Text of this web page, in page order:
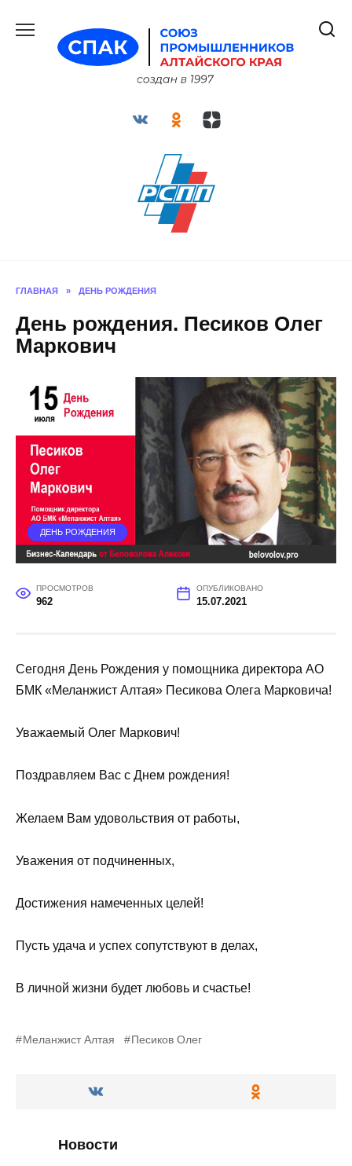
содержанию
ГЛАВНАЯ » ДЕНЬ РОЖДЕНИЯ
День рождения. Песиков Олег
Маркович
ДЕНЬ РОЖДЕНИЯ
ПРОСМОТРОВ
962
ОПУБЛИКОВАНО
15.07.2021
Сегодня День Рождения у помощника директора АО
БМК «Меланжист Алтая» Песикова Олега Марковича!
Уважаемый Олег Маркович!
Поздравляем Вас с Днем рождения!
Желаем Вам удовольствия от работы,
Уважения от подчиненных,
Достижения намеченных целей!
Пусть удача и успех сопутствуют в делах,
В личной жизни будет любовь и счастье!
Меланжист Алтая Песиков Олег
Новости